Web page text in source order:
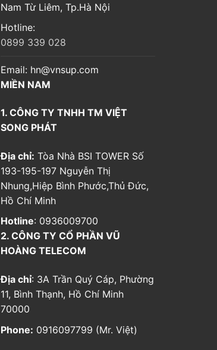
Nam Từ Liêm, Tp.Hà Nội
Hotline:
0899 339 028
Email: hn@vnsup.com
MIỀN NAM
1. CÔNG TY TNHH TM VIỆT
SONG PHÁT
Địa chỉ: Tòa Nhà BSI TOWER Số
193-195-197 Nguyễn Thị
Nhung,Hiệp Bình Phước,Thủ Đức,
Hồ Chí Minh
Hotline: 0936009700
2. CÔNG TY CỔ PHẦN VŨ
HOÀNG TELECOM
Địa chỉ: 3A Trần Quý Cáp, Phường
11, Bình Thạnh, Hồ Chí Minh
70000
Phone: 0916097799 (Mr. Việt)